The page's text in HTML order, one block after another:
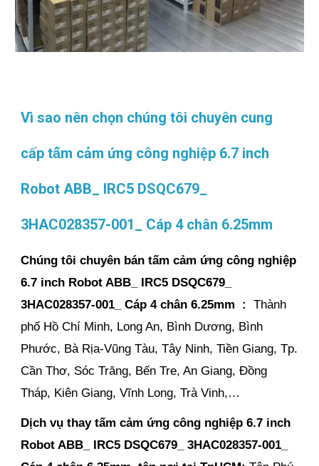
Vì sao nên chọn chúng tôi chuyên cung
cấp tấm cảm ứng công nghiệp 6.7 inch
Robot ABB_ IRC5 DSQC679_
3HAC028357-001_ Cáp 4 chân 6.25mm
Chúng tôi chuyên bán tấm cảm ứng công nghiệp
6.7 inch Robot ABB_ IRC5 DSQC679_
3HAC028357-001_ Cáp 4 chân 6.25mm : Thành
phố Hồ Chí Minh, Long An, Bình Dương, Bình
Phước, Bà Rịa-Vũng Tàu, Tây Ninh, Tiền Giang, Tp.
Cần Thơ, Sóc Trăng, Bến Tre, An Giang, Đồng
Tháp, Kiên Giang, Vĩnh Long, Trà Vinh,…
Dịch vụ thay tấm cảm ứng công nghiệp 6.7 inch
Robot ABB_ IRC5 DSQC679_ 3HAC028357-001_